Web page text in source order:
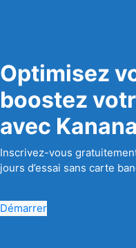
Optimisez
boostez
avec
Inscrivez-vous
jours d’essai sans carte
Démarrer